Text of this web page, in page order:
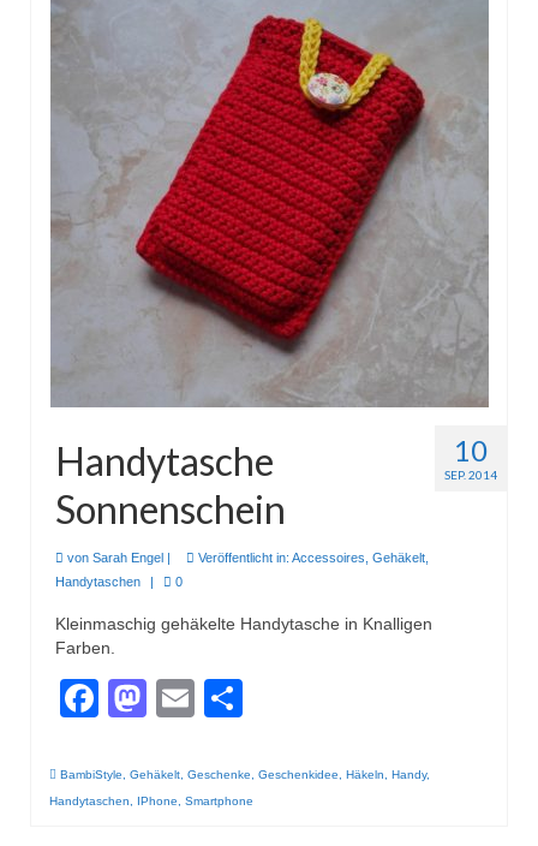
10
SEP. 2014
Handytasche
Sonnenschein
von Sarah Engel Veröffentlicht in: Accessoires Gehäkelt
Handytaschen
0
Kleinmaschig gehäkelte Handytasche in Knalligen
Farben.
Facebook
Mastodon
Email
BambiStyle, Gehäkelt, Geschenke, Geschenkidee, Häkeln, Handy,
Handytaschen, IPhone, Smartphone